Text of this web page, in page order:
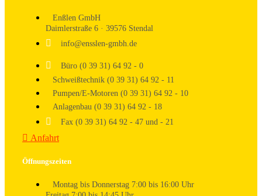
Enßlen GmbH
Daimlerstraße 6 · 39576 Stendal
info@ensslen-gmbh.de
Büro (0 39 31) 64 92 - 0
Schweißtechnik (0 39 31) 64 92 - 11
Pumpen/E-Motoren (0 39 31) 64 92 - 10
Anlagenbau (0 39 31) 64 92 - 18
Fax (0 39 31) 64 92 - 47 und - 21
Anfahrt
Öffnungszeiten
Montag bis Donnerstag 7:00 bis 16:00 Uhr